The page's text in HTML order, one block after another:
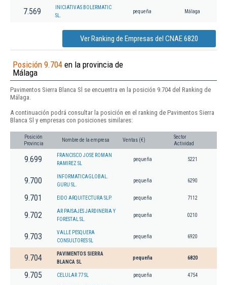
7.569
INICIATIVAS BOLERMATIC
SL.
pequeña Málaga
Ver Ranking de Empresas del CNAE 6820
Posición 9.704 en la provincia de
Málaga
Pavimentos Sierra Blanca Sl se encuentra en la posición 9.704 del Ranking de
Málaga.
A continuación podrá consultar la posición en el ranking de Pavimentos Sierra
Blanca Sl y empresas con posiciones similares:
Posición
Provincia
Nombre de la empresa Ventas (€)
Sector
Actividad
9.699
FRANCISCO JOSE ROMAN
RAMIREZ SL
pequeña 5221
9.700
INFORMATICAGLOBAL.
GURU SL.
pequeña 6290
9.701 EIDO ARQUITECTURA SLP. pequeña 7112
9.702
AR PAISAJES JARDINERIA Y
FORESTAL SL.
pequeña 0210
9.703
VALLE PESQUERA
CONSULTORES SL
pequeña 6920
9.704
PAVIMENTOS SIERRA
BLANCA SL
pequeña 6820
9.705 CELULAR 77 SL pequeña 4754